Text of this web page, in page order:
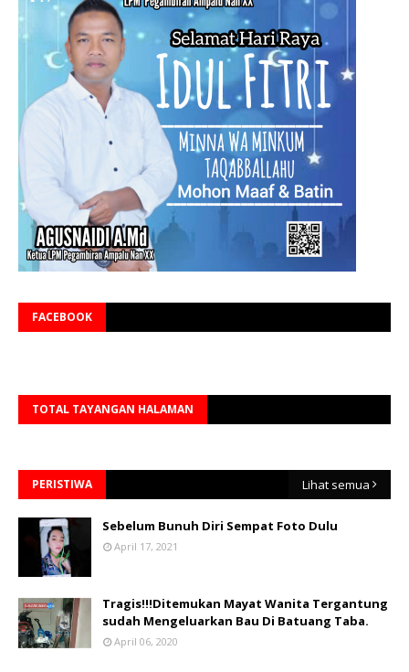
FACEBOOK
TOTAL TAYANGAN HALAMAN
PERISTIWA Lihat semua
Sebelum Bunuh Diri Sempat Foto Dulu
April 17, 2021
Tragis!!!Ditemukan Mayat Wanita Tergantung
sudah Mengeluarkan Bau Di Batuang Taba.
April 06, 2020